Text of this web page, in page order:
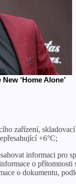
zařízení,
+6°C;
informaci
o
o dokumentu,